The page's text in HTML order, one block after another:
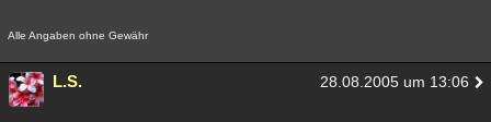
Alle Angaben ohne Gewähr
L.S. 28.08.2005 um 13:06